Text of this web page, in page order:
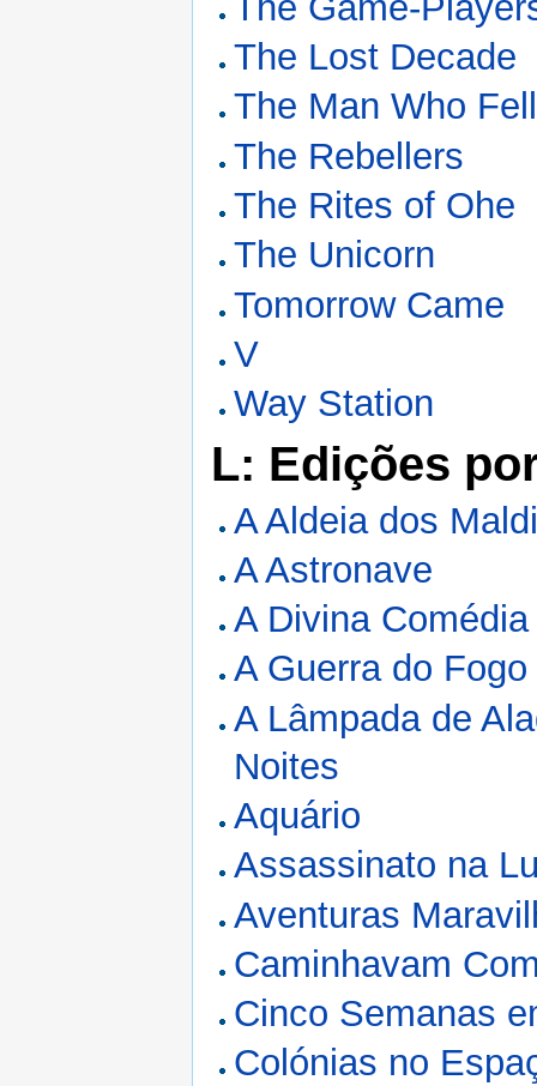
The Lost Decade
The Man Who
The Rebellers
The Rites of Ohe
The Unicorn
Tomorrow Came
V
Way Station
L: Edições
A Aldeia dos
A Astronave
A Divina Comédia
A Guerra do Fogo
A Lâmpada de
Noites
Aquário
Assassinato na
Aventuras
Caminhavam
Cinco Semanas
Colónias no